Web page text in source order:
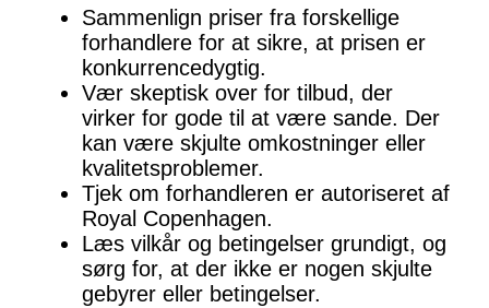
Sammenlign priser fra forskellige
forhandlere for at sikre, at prisen er
konkurrencedygtig.
Vær skeptisk over for tilbud, der
virker for gode til at være sande. Der
kan være skjulte omkostninger eller
kvalitetsproblemer.
Tjek om forhandleren er autoriseret af
Royal Copenhagen.
Læs vilkår og betingelser grundigt, og
sørg for, at der ikke er nogen skjulte
gebyrer eller betingelser.